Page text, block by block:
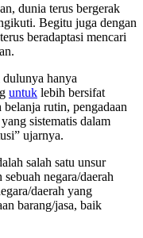
dunia terus bergerak
Begitu juga dengan
beradaptasi mencari
dulunya hanya
untuk lebih bersifat
rutin, pengadaan
sistematis dalam
ujarnya.
salah satu unsur
negara/daerah
daerah yang
barang/jasa, baik